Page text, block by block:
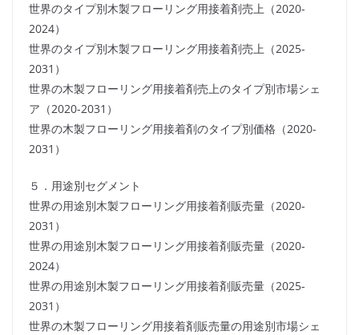
世界のタイプ別木製フローリング用接着剤売上（2020-
2024）
世界のタイプ別木製フローリング用接着剤売上（2025-
2031）
世界の木製フローリング用接着剤売上のタイプ別市場シェ
ア（2020-2031）
世界の木製フローリング用接着剤のタイプ別価格（2020-
2031）
５．用途別セグメント
世界の用途別木製フローリング用接着剤販売量（2020-
2031）
世界の用途別木製フローリング用接着剤販売量（2020-
2024）
世界の用途別木製フローリング用接着剤販売量（2025-
2031）
世界の木製フローリング用接着剤販売量の用途別市場シェ